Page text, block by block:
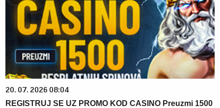
20. 07. 2026 08:04
REGISTRUJ SE UZ PROMO KOD CASINO Preuzmi 1500